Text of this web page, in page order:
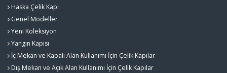
Haska Çelik Kapı
Genel Modeller
Yeni Koleksiyon
Yangın Kapısı
İç Mekan ve Kapalı Alan Kullanımı İçin Çelik Kapılar
Dış Mekan ve Açık Alan Kullanımı İçin Çelik Kapılar